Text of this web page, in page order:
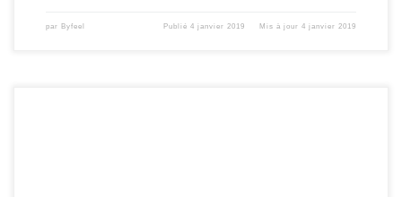
par Byfeel Publié4 janvier 2019 Mis à jour4 janvier 2019